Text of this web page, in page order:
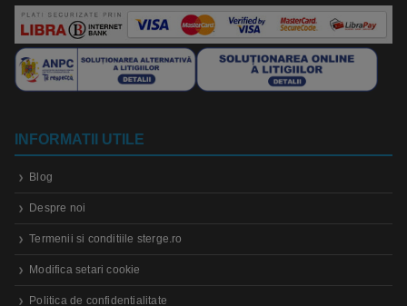
INFORMATII UTILE
Blog
Despre noi
Termenii si conditiile sterge.ro
Modifica setari cookie
Politica de confidentialitate